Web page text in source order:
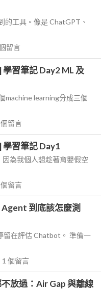
的工具。像是 ChatGPT、
留言
習筆記 Day2 ML 及
machine learning分成三個
個留言
習筆記 Day1
為我個人想趁著育嬰假空
個留言
到底該怎麼測
留在評估 Chatbot。 準備一
1 個留言
放過：Air Gap 與離線